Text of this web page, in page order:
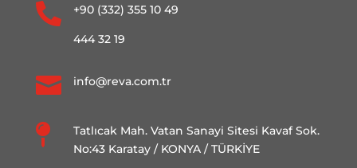
 +90 (332) 355 10 49
444 32 19
 info@reva.com.tr

Tatlıcak Mah. Vatan Sanayi Sitesi Kavaf Sok.
No:43 Karatay / KONYA / TÜRKİYE